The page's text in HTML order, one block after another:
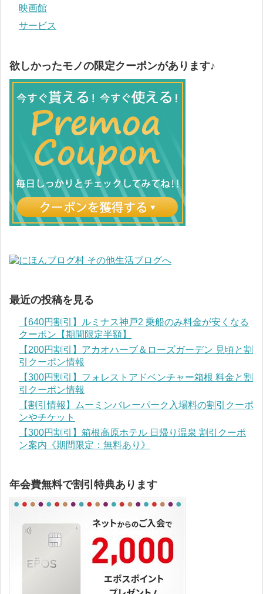
映画館
サービス
欲しかったモノの限定クーポンがあります♪
最近の投稿を見る
【640円割引】ルミナス神戸2 乗船のみ料金が安くなる
クーポン【期間限定半額】
【200円割引】アカオハーブ＆ローズガーデン 見頃と割
引クーポン情報
【300円割引】フォレストアドベンチャー箱根 料金と割
引クーポン情報
【割引情報】ムーミンバレーパーク入場料の割引クーポ
ンやチケット
【300円割引】箱根高原ホテル 日帰り温泉 割引クーポ
ン案内《期間限定：無料あり》
年会費無料で割引特典あります